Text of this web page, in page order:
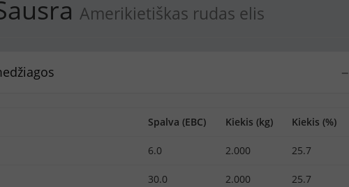
Amerikietiškas rudas elis
−
Spalva (EBC) Kiekis (kg) Kiekis (%)
6.0 2.000 25.7
30.0 2.000 25.7